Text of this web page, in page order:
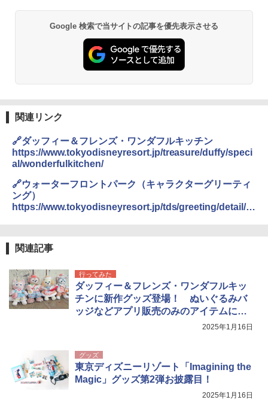
Google 検索で当サイトの記事を優先表示させる
関連リンク
🔗ダッフィー＆フレンズ・ワンダフルキッチン
https://www.tokyodisneyresort.jp/treasure/duffy/speci
al/wonderfulkitchen/
🔗ウォーターフロントパーク（キャラクターグリーティ
ング）
https://www.tokyodisneyresort.jp/tds/greeting/detail/9
関連記事
行ってみた
ダッフィー＆フレンズ・ワンダフルキッ
チンに新作グッズ登場！ ぬいぐるみバ
ッジなどアプリ販売のみのアイテムに注
2025年1月16日
グッズ
東京ディズニーリゾート「Imagining the
Magic」グッズ第2弾お披露目！
2025年1月16日